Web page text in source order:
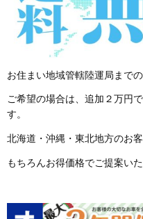
お住まい地域管轄陸運局まで
ご希望の場合は、追加２万円
す。
北海道・沖縄・東北地方のお
もちろんお得価格でご提案いた